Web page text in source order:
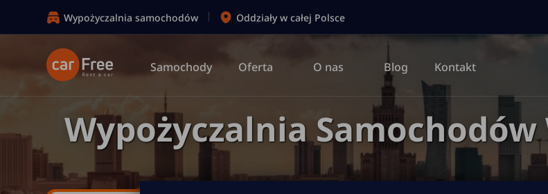
Wypożyczalnia
Wypożyczalnia samochodów Oddziały w całej Polsce
Samochody Oferta O nas Blog Kontakt